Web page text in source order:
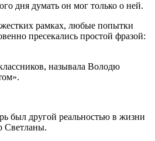
дня думать он мог только о ней.
рамках, любые попытки
пресекались простой фразой:
называла Володю
был другой реальностью в жизни
Светланы.